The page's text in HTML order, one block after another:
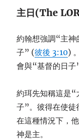
主日(The
約翰想強調“主神
子” (彼後 3:10)
會與“基督的日子
約珥先知稱這是“
子”。彼得在使徒
在這種情況下，
神是主。